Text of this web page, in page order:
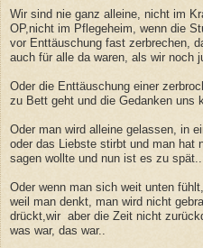
Wir sind nie ganz alleine, nicht im
OP,nicht im Pflegeheim, wenn die
vor Enttäuschung fast zerbrechen,
auch für alle da waren, als wir noch
Oder die Enttäuschung einer
zu Bett geht und die Gedanken uns
Oder man wird alleine gelassen, in
oder das Liebste stirbt und man hat
sagen wollte und nun ist es zu spät..
Oder wenn man sich weit unten
weil man denkt, man wird nicht
drückt,wir aber die Zeit nicht
was war, das war..